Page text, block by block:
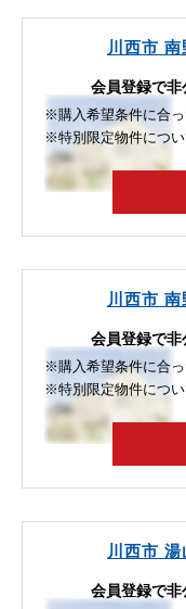
川西市
会員登録で非
※購入希望条件に合っ
※特別限定物件につい
川西市
会員登録で非
※購入希望条件に合っ
※特別限定物件につい
川西市
会員登録で非